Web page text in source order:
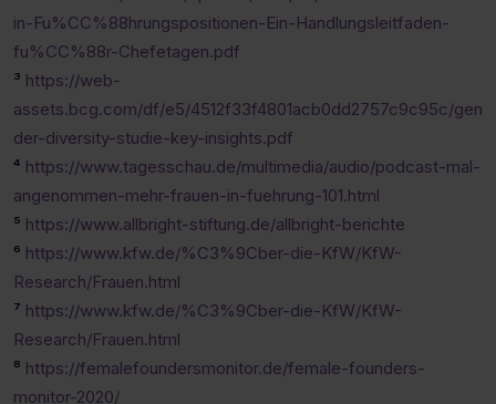
in-Fu%CC%88hrungspositionen-Ein-Handlungsleitfaden-
fu%CC%88r-Chefetagen.pdf
³ https://web-
assets.bcg.com/df/e5/4512f33f4801acb0dd2757c9c95c/gen
der-diversity-studie-key-insights.pdf
⁴ https://www.tagesschau.de/multimedia/audio/podcast-mal-
angenommen-mehr-frauen-in-fuehrung-101.html
⁵ https://www.allbright-stiftung.de/allbright-berichte
⁶ https://www.kfw.de/%C3%9Cber-die-KfW/KfW-
Research/Frauen.html
⁷ https://www.kfw.de/%C3%9Cber-die-KfW/KfW-
Research/Frauen.html
⁸ https://femalefoundersmonitor.de/female-founders-
monitor-2020/